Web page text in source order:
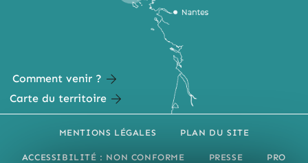
Comment venir ?
Carte du territoire
MENTIONS LÉGALES PLAN DU SITE
ACCESSIBILITÉ : NON CONFORME PRESSE PRO